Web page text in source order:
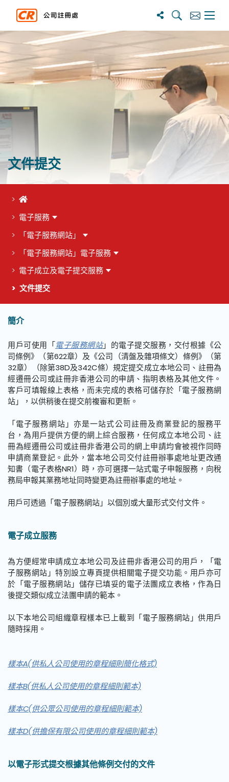
搜寻 订阅主选
文件提交
首頁
電子服務
「電子服務網站」
「電子服務網站」電子服務
電子成立及電子提交服務
文件提交
這個頁面的主要內容
簡介
用戶可使用「電子服務網站」的電子提交服務，交付根據《公
司條例》（第622章）及《公司（清盤及雜項條文）條例》（第
32章）（除第38D及342C條）規定提交成立本地公司、註冊為
經遷冊公司或註冊非香港公司的申請、指明表格及其他文件。
客戶可填報線上表格，而未完成的表格可儲存於「電子服務網
站」，以供稍後在提交前複審和更新。
「電子服務網站」亦是一站式公司註冊及商業登記的服務平
台，為用戶提供方便的網上綜合服務，任何成立本地公司、註
冊為經遷冊公司或註冊非香港公司的網上申請均會被視作同時
申請商業登記。此外，當本地公司交付註冊辦事處地址更改通
知書（電子表格NR1）時，亦可選擇一站式電子申報服務，向稅
務局申報其業務地址同時變更為註冊辦事處的地址。
用戶可透過「電子服務網站」以個別或大量形式交付文件。
電子成立服務
為方便經常申請成立本地公司及註冊非香港公司的用戶，「電
子服務網站」特別設立專頁提供相關電子提交功能。用戶亦可
於「電子服務網站」儲存已填妥的電子法團成立表格，作為日
後提交類似成立法團申請的範本。
以下本地公司組織章程樣本已上載到「電子服務網站」供用戶
隨時採用。
樣本A(供私人公司使用的章程細則簡化格式)
樣本B(供私人公司使用的章程細則範本)
樣本C(供公眾公司使用的章程細則範本)
樣本D(供擔保有限公司使用的章程細則範本)
以電子形式提交根據其他條例交付的文件